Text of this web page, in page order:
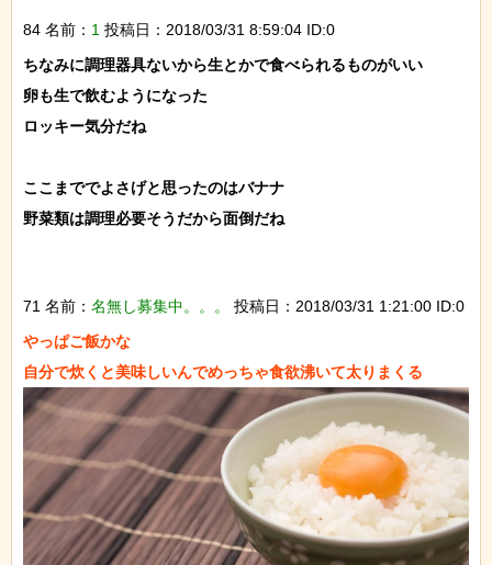
84 名前： 1 投稿日：2018/03/31 8:59:04 ID:0
ちなみに調理器具ないから生とかで食べられるものがいい
卵も生で飲むようになった
ロッキー気分だね
ここまででよさげと思ったのはバナナ
野菜類は調理必要そうだから面倒だね
71 名前： 名無し募集中。。。
投稿日：2018/03/31 1:21:00 ID:0
やっぱご飯かな